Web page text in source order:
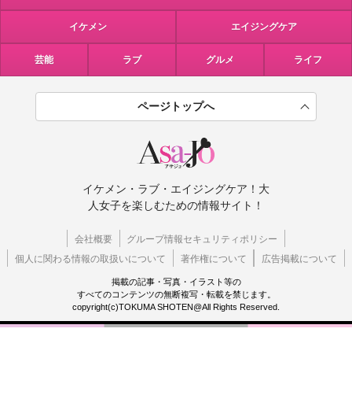
イケメン エイジングケア
芸能 ラブ グルメ ライフ
ページトップへ
イケメン・ラブ・エイジングケア！大
人女子を楽しむための情報サイト！
会社概要
グループ情報セキュリティポリシー
個人に関わる情報の取扱いについて
著作権について 広告掲載について
掲載の記事・写真・イラスト等の
すべてのコンテンツの無断複写・転載を禁じます。
copyright(c)TOKUMA SHOTEN@All Rights Reserved.